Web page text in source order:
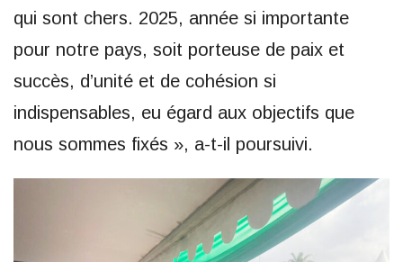
qui sont chers. 2025, année si importante
pour notre pays, soit porteuse de paix et
succès, d’unité et de cohésion si
indispensables, eu égard aux objectifs que
nous sommes fixés », a-t-il poursuivi.